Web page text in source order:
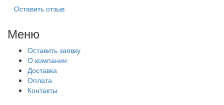
Оставить отзыв
Меню
Оставить заявку
О компании
Доставка
Оплата
Контакты